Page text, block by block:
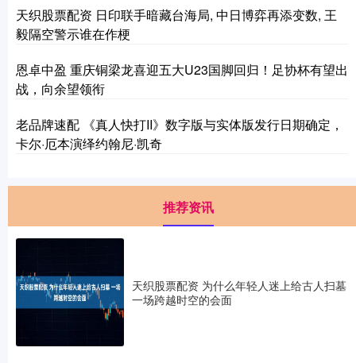
天织股票配资 日印联手暗藏台海局, 中日博弈再添变数, 王
毅隔空警示谁在作梗
恩卓中盈 重庆铜梁龙喜迎五大U23国脚回归！足协杯有望出
战，向余望领衔
老品牌速配 《真人快打II》数字版与实体版发行日期确定，
卡尔·厄本演绎约翰尼·凯奇
推荐资讯
天织股票配资 为什么年轻人迷上给古人扫墓
一场跨越时空的会面